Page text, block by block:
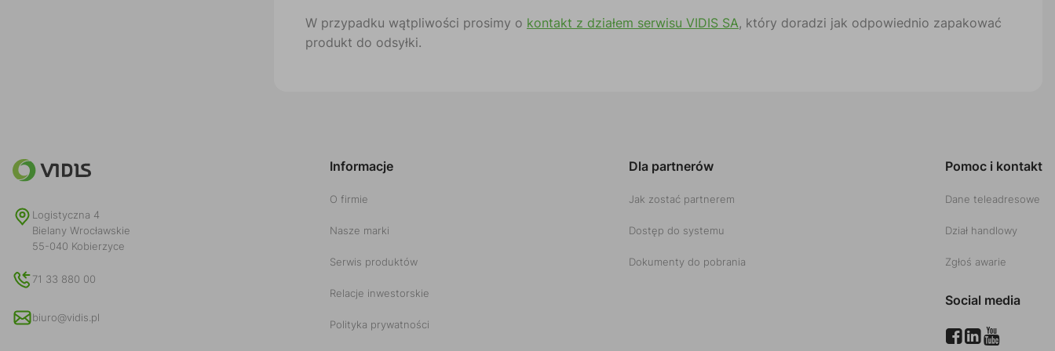
W przypadku wątpliwości prosimy o kontakt z działem serwisu VIDIS SA, który doradzi jak odpowiednio zapakować
produkt do odsyłki.
Logistyczna 4
Bielany Wrocławskie
55-040 Kobierzyce
71 33 880 00
biuro@vidis.pl
Informacje
O firmie
Nasze marki
Serwis produktów
Relacje inwestorskie
Polityka prywatności
Dla partnerów
Jak zostać partnerem
Dostęp do systemu
Dokumenty do pobrania
Pomoc i kontakt
Dane teleadresowe
Dział handlowy
Zgłoś awarie
Social media